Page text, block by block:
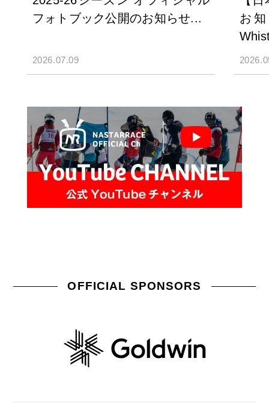
フォトブック公開のお知らせ...
2026.07.09
お
OFFICIAL SPONSORS